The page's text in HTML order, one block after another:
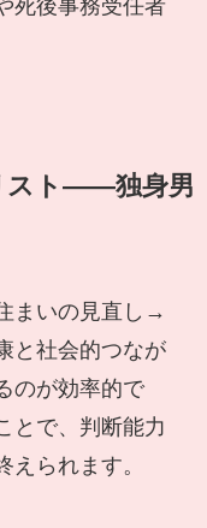
死後事務受任者
スト――独身男
まいの見直し→
と社会的つなが
のが効率的で
とで、判断能力
られます。